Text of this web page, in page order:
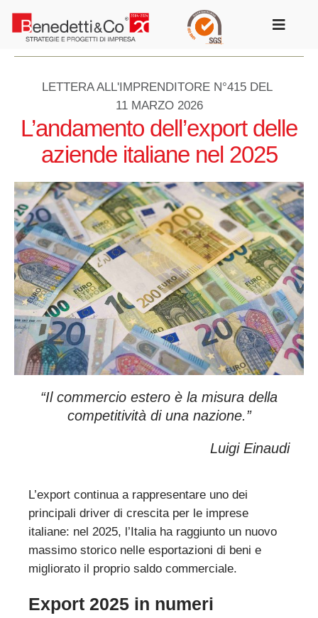
contenuto
Toggle
LETTERA ALL'IMPRENDITORE N°415 DEL
11 MARZO 2026
L’andamento dell’export delle
aziende italiane nel 2025
“Il commercio estero è la misura della
competitività di una nazione.”
Luigi Einaudi
L’export continua a rappresentare uno dei
principali driver di crescita per le imprese
italiane: nel 2025, l’Italia ha raggiunto un nuovo
massimo storico nelle esportazioni di beni e
migliorato il proprio saldo commerciale.
Export 2025 in numeri